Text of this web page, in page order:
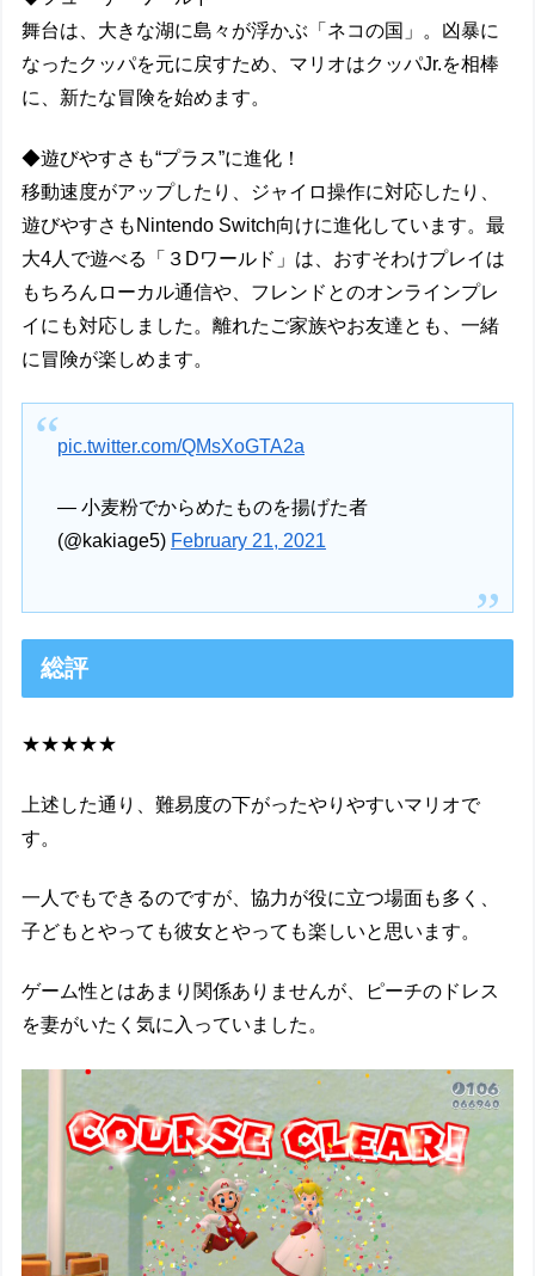
舞台は、大きな湖に島々が浮かぶ「ネコの国」。凶暴に
なったクッパを元に戻すため、マリオはクッパJr.を相棒
に、新たな冒険を始めます。
◆遊びやすさも“プラス”に進化！
移動速度がアップしたり、ジャイロ操作に対応したり、
遊びやすさもNintendo Switch向けに進化しています。最
大4人で遊べる「３Dワールド」は、おすそわけプレイは
もちろんローカル通信や、フレンドとのオンラインプレ
イにも対応しました。離れたご家族やお友達とも、一緒
に冒険が楽しめます。
pic.twitter.com/QMsXoGTA2a
— 小麦粉でからめたものを揚げた者
(@kakiage5) February 21, 2021
総評
★★★★★
上述した通り、難易度の下がったやりやすいマリオで
す。
一人でもできるのですが、協力が役に立つ場面も多く、
子どもとやっても彼女とやっても楽しいと思います。
ゲーム性とはあまり関係ありませんが、ピーチのドレス
を妻がいたく気に入っていました。